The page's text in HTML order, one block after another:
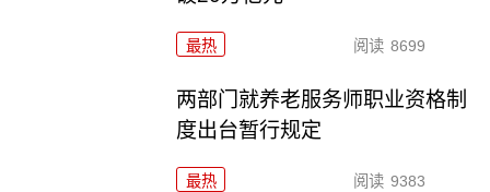
最热 阅读 8699
两部门就养老服务师职业资格制
度出台暂行规定
最热 阅读 9383